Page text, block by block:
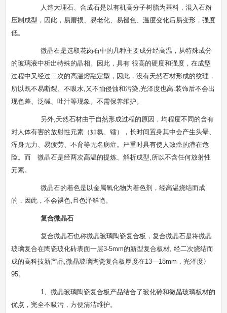
人造大理石、合成石是以有机高分子树脂为基料，混入石粉
压制成型，因此，易磨损、易老化、易褪色、温度变化后易变形，强度
低。
微晶石是选取花岗石中的几种主要成分经高温，从特殊成分
的玻璃液中析出特殊的晶相。因此，具有 很高的硬度和强度，在成型
过程中又经过二次的高温熔融定型，因此，没有天然石材形成的纹理，
所以既不易断裂、不吸水,又不怕侵蚀和污染,光泽度也高.装饰后不会出
现色差、泛碱、吐汁等现象。不需保养维护。
另外,天然石材由于自然形成过程的原因，均程度不同的含有
对人体有害的放射性元素（如氡、镭），长时间置身其中会产生头晕、
浑身无力、易疲劳、不育等无名病症。严重时具有使人致癌的潜在危
险。而 微晶石是经两次高温的提炼、解析成型,所以不含任何放射性
元素。
微晶石的着色是以金属氧化物为着色剂，经高温烧结而成
的，因此，不会褪色,且色泽鲜艳。
复合微晶石
复合微晶石也称微晶玻璃陶瓷复合板，复合微晶石是将微晶
玻璃复合在陶瓷玻化砖表面一层3-5mm的新型复合板材, 经二次烧结而
成的高科技新产品,微晶玻璃陶瓷复合板厚度在13—18mm，光泽度〉
95。
1、微晶玻璃陶瓷复合板产品结合了玻化砖和微晶玻璃板材的
优点，完全不吸污，方便清洁维护。